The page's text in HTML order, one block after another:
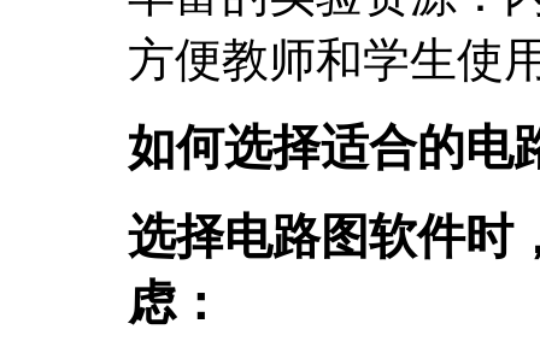
方便教师和学生使
如何选择适合的电
选择电路图软件时
虑：